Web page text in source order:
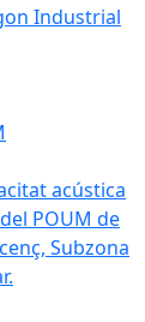
Industrial
acústica
POUM de
Subzona